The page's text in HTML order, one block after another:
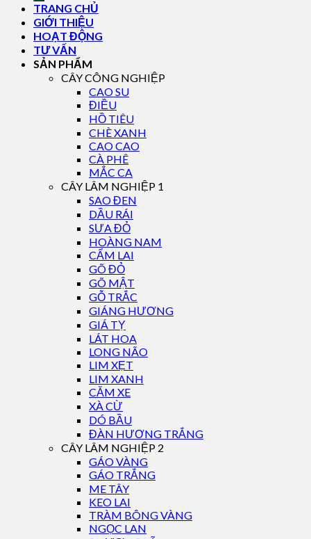
TRANG CHỦ
GIỚI THIỆU
HOẠT ĐỘNG
TƯ VẤN
SẢN PHẨM
CÂY CÔNG NGHIỆP
CAO SU
ĐIỀU
HỒ TIÊU
CHÈ XANH
CAO CAO
CÀ PHÊ
MẮC CA
CÂY LÂM NGHIỆP 1
SAO ĐEN
DẦU RÁI
SƯA ĐỎ
HOÀNG NAM
CẨM LAI
GÕ ĐỎ
GÕ MẬT
GỖ TRẮC
GIÁNG HƯƠNG
GIÁ TỴ
LÁT HOA
LONG NÃO
LIM XẸT
LIM XANH
CĂM XE
XÀ CỪ
DÓ BẦU
ĐÀN HƯƠNG TRẮNG
CÂY LÂM NGHIỆP 2
GÁO VÀNG
GÁO TRẮNG
ME TÂY
KEO LAI
TRÀM BÔNG VÀNG
NGỌC LAN